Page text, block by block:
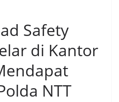
Safety
di Kantor
NTT